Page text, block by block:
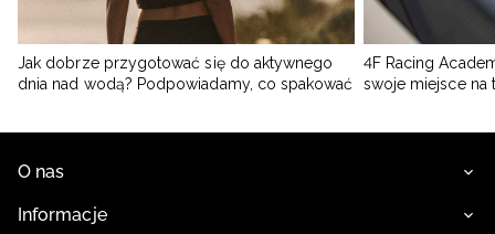
Jak dobrze przygotować się do aktywnego
dnia nad wodą? Podpowiadamy, co spakować
4F Racing
swoje miejsce na
O nas
Informacje